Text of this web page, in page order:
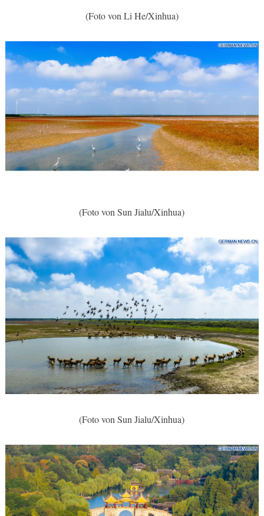
(Foto von Li He/Xinhua)
(Foto von Sun Jialu/Xinhua)
(Foto von Sun Jialu/Xinhua)